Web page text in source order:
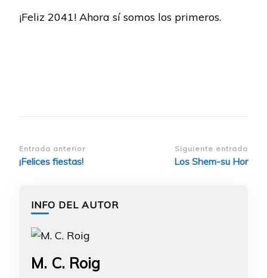
¡Feliz 2041! Ahora sí somos los primeros.
Navegación
de
Entrada anterior
¡Felices fiestas!
Siguiente entrada
Los Shem-su Hor
INFO DEL AUTOR
M. C. Roig